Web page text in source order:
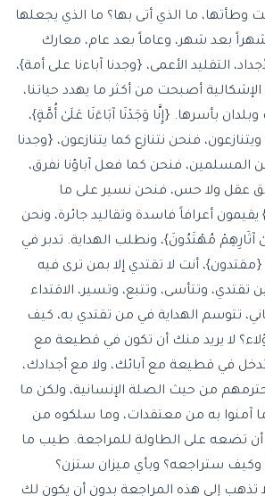
ما الذي أتى بها؟ ما الذي يجعلها
بعد شهر، وعاماً بعد عام، معارك
التقليد الأعمى، {وجدنا آباءنا على أمة}،
أصبحت من أكثر ما يهدد حياتنا،
بأسرها. {إِنَّا وَجَدْنَا آبَاءَنَا عَلَىٰ أُمَّةٍ}،
فنحن نتنازع كما يتنازعون، {وجدنا
المسلمين، فنحن كما فعل آباؤنا نفرق،
عقل ولا حس، فنحن نسير على ما
يقيمون أعرافاً فاسدة وتقاليد جائرة، ونحن
آثَارِهِمْ مُهْتَدُونَ}، ونطلب الهداية. تدبر في
أنت لا تقتدي إلا بمن ترى فيه
تقتدي، وتتأسى، وتتبع، وتسير، الاقتداء
تتوسم الهداية في من تقتدي به، كيف
لا يريد منك أن تكون في قطيعة مع
في قطيعة مع آبائك، ولا مع أجدادك،
من حيث الصلة الإنسانية، ولكن ما
آمنوا به من معتقدات، وما سلكوه من
أن تضعه على الطاولة للمراجعة. طيب ما
وكيف ستراجعه؟ وبأي ميزان ستزن؟
تذهب إلى هذه المراجعة بدون أن يكون لك